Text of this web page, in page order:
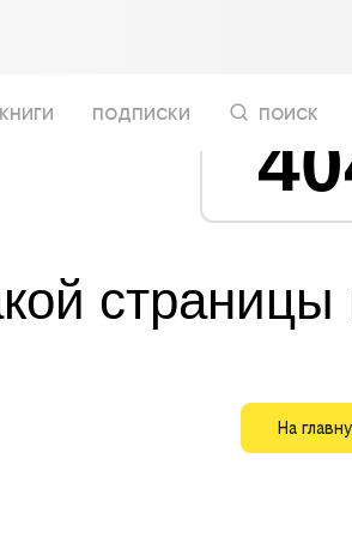
подписки поиск
страницы
На